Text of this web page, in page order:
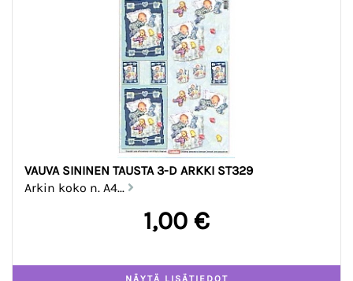
VAUVA SININEN TAUSTA 3-D ARKKI ST329
Arkin koko n. A4...
1,00 €